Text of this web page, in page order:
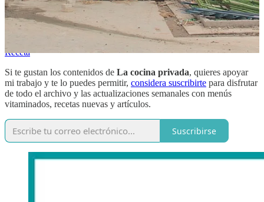
No todo es pilpil o vizcaína. El bacalao de esta semana está
riquísimo con esta salsa de pisto, prima hermana de la salsa de
tomate clásica pero con un punto mucho más verdulero.
Receta
Si te gustan los contenidos de La cocina privada, quieres apoyar
mi trabajo y te lo puedes permitir, considera suscribirte para disfrutar
de todo el archivo y las actualizaciones semanales con menús
vitaminados, recetas nuevas y artículos.
Suscribirse